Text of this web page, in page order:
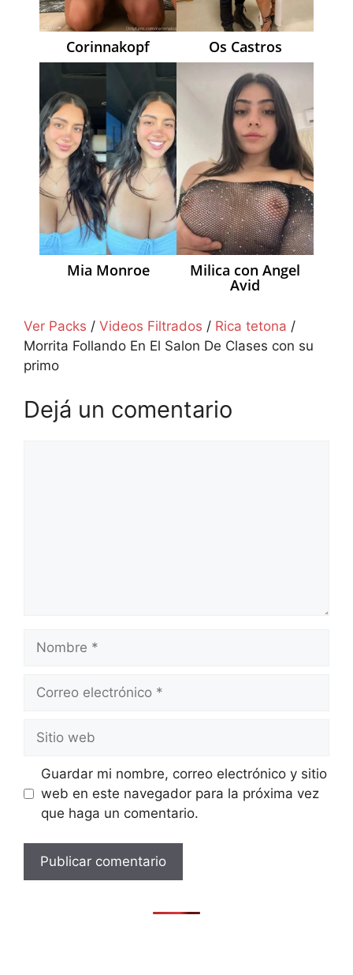
Corinnakopf Os Castros
Mia Monroe Milica con Angel
Avid
Ver Packs / Videos Filtrados / Rica tetona /
Morrita Follando En El Salon De Clases con su
primo
Dejá un comentario
electrónico
web
Guardar mi nombre, correo electrónico y sitio
web en este navegador para la próxima vez
que haga un comentario.